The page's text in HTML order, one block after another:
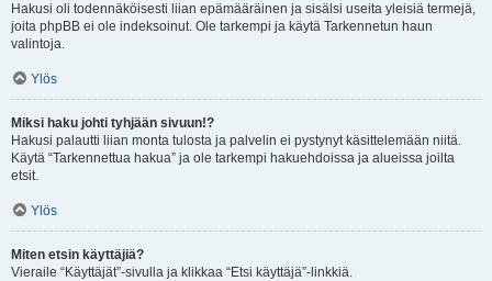
Hakusi oli todennäköisesti liian epämääräinen ja sisälsi useita yleisiä termejä,
joita phpBB ei ole indeksoinut. Ole tarkempi ja käytä Tarkennetun haun
valintoja.
Ylös
Miksi haku johti tyhjään sivuun!?
Hakusi palautti liian monta tulosta ja palvelin ei pystynyt käsittelemään niitä.
Käytä “Tarkennettua hakua” ja ole tarkempi hakuehdoissa ja alueissa joilta
etsit.
Ylös
Miten etsin käyttäjiä?
Vieraile “Käyttäjät”-sivulla ja klikkaa “Etsi käyttäjä”-linkkiä.